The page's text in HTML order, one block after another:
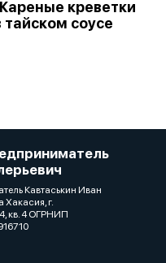
креветки
тайском соусе
Кавтаськин Иван
Хакасия, г.
кв. 4 ОГРНИП